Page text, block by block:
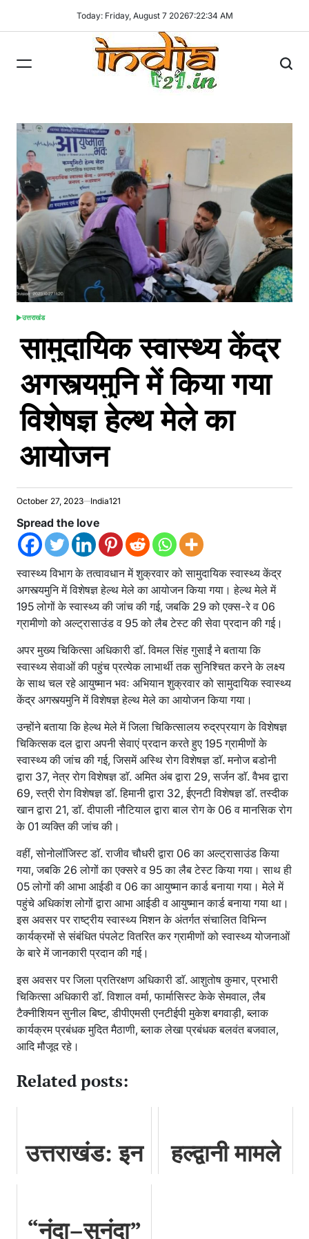
Today: Friday, August 7 20267:22:35 AM
POSTED
उत्तराखंड
सामुदायिक स्वास्थ्य केंद्र
अगस्त्यमुनि में किया गया
विशेषज्ञ हेल्थ मेले का
आयोजन
October 27, 2023 India121
Spread the love
स्वास्थ्य विभाग के तत्वावधान में शुक्रवार को सामुदायिक स्वास्थ्य केंद्र
अगस्त्यमुनि में विशेषज्ञ हेल्थ मेले का आयोजन किया गया। हेल्थ मेले में
195 लोगों के स्वास्थ्य की जांच की गई, जबकि 29 को एक्स-रे व 06
ग्रामीणो को अल्ट्रासाउंड व 95 को लैब टेस्ट की सेवा प्रदान की गई।
अपर मुख्य चिकित्सा अधिकारी डाॅ. विमल सिंह गुसाईं ने बताया कि
स्वास्थ्य सेवाओं की पहुंच प्रत्येक लाभार्थी तक सुनिश्चित करने के लक्ष्य
के साथ चल रहे आयुष्मान भवः अभियान शुक्रवार को सामुदायिक स्वास्थ्य
केंद्र अगस्त्यमुनि में विशेषज्ञ हेल्थ मेले का आयोजन किया गया।
उन्होंने बताया कि हेल्थ मेले में जिला चिकित्सालय रुद्रप्रयाग के विशेषज्ञ
चिकित्सक दल द्वारा अपनी सेवाएं प्रदान करते हुए 195 ग्रामीणों के
स्वास्थ्य की जांच की गई, जिसमें अस्थि रोग विशेषज्ञ डाॅ. मनोज बडोनी
द्वारा 37, नेत्र रोग विशेषज्ञ डाॅ. अमित अंब द्वारा 29, सर्जन डाॅ. वैभव द्वारा
69, स्त्री रोग विशेषज्ञ डाॅ. हिमानी द्वारा 32, ईएनटी विशेषज्ञ डाॅ. तस्दीक
खान द्वारा 21, डाॅ. दीपाली नौटियाल द्वारा बाल रोग के 06 व मानसिक रोग
के 01 व्यक्ति की जांच की।
वहीं, सोनोलॉजिस्ट डाॅ. राजीव चौधरी द्वारा 06 का अल्ट्रासाउंड किया
गया, जबकि 26 लोगों का एक्सरे व 95 का लैब टेस्ट किया गया। साथ ही
05 लोगों की आभा आईडी व 06 का आयुष्मान कार्ड बनाया गया। मेले में
पहुंचे अधिकांश लोगों द्वारा आभा आईडी व आयुष्मान कार्ड बनाया गया था।
इस अवसर पर राष्ट्रीय स्वास्थ्य मिशन के अंतर्गत संचालित विभिन्न
कार्यक्रमों से संबंधित पंपलेट वितरित कर ग्रामीणों को स्वास्थ्य योजनाओं
के बारे में जानकारी प्रदान की गई।
इस अवसर पर जिला प्रतिरक्षण अधिकारी डाॅ. आशुतोष कुमार, प्रभारी
चिकित्सा अधिकारी डाॅ. विशाल वर्मा, फार्मासिस्ट केके सेमवाल, लैब
टैक्नीशियन सुनील बिष्ट, डीपीएमसी एनटीईपी मुकेश बगवाड़ी, ब्लाक
कार्यक्रम प्रबंधक मुदित मैठाणी, ब्लाक लेखा प्रबंधक बलवंत बजवाल,
आदि मौजूद रहे।
Related posts:
उत्तराखंड: इन
6 महीने तक
हल्द्वानी मामले
“नंदा–सुनंदा”